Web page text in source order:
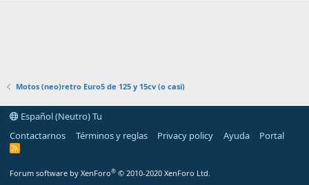
Motos (neo)retro Euro5 de 125 y 15cv (o casi)
Español (Neutro) Tu
Contactarnos
Términos y reglas Privacy policy Ayuda Portal
R
Forum software by XenForo® © 2010-2020 XenForo Ltd.